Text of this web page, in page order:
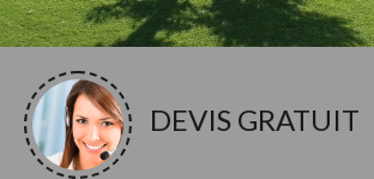
DEVIS GRATUIT